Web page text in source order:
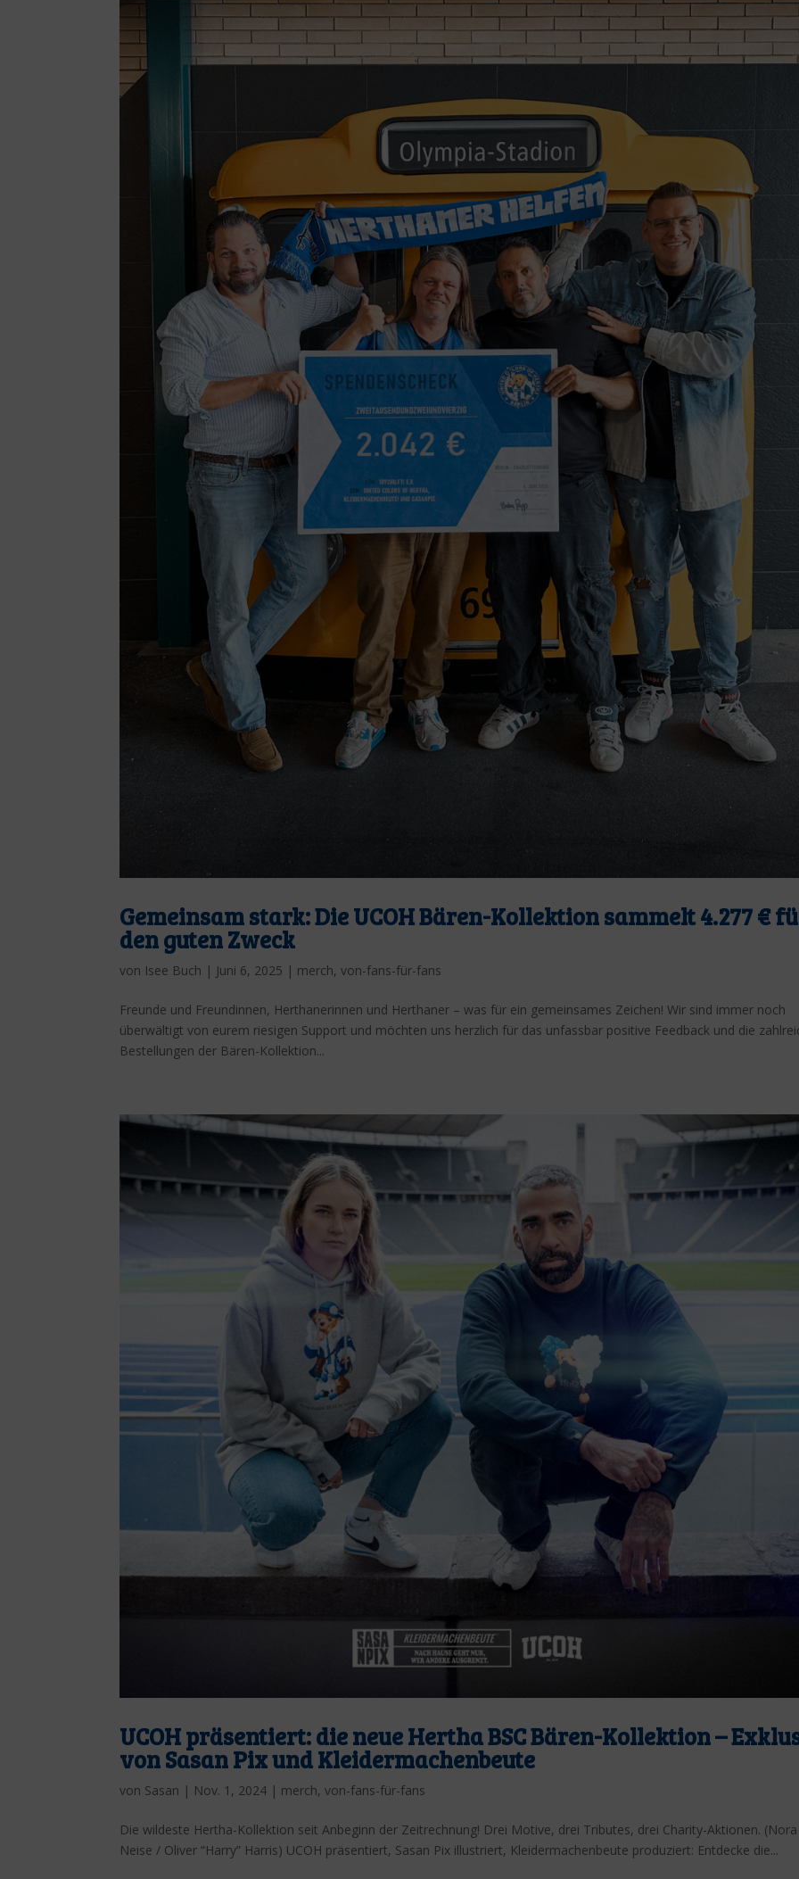
Gemeinsam stark: Die UCOH Bären-Kollektion sammelt 4.277 €
den guten Zweck
von Isee Buch | Juni 6, 2025 | merch,von-fans-für-fans
Freunde und Freundinnen, Herthanerinnen und Herthaner – was für ein gemeinsames Zeichen! Wir sind immer noch
überwältigt von eurem riesigen Support und möchten uns herzlich für das unfassbar positive Feedback und die
Bestellungen der Bären-Kollektion...
UCOH präsentiert: die neue Hertha BSC Bären-Kollektion –
von Sasan Pix und Kleidermachenbeute
von Sasan | Nov. 1, 2024 | merch,von-fans-für-fans
Die wildeste Hertha-Kollektion seit Anbeginn der Zeitrechnung! Drei Motive, drei Tributes, drei Charity-Aktionen. (Nora
Neise / Oliver “Harry” Harris) UCOH präsentiert, Sasan Pix illustriert, Kleidermachenbeute produziert: Entdecke die...